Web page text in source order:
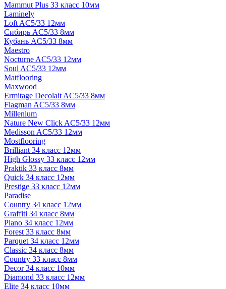
Mammut Plus 33 класс 10мм
Laminely
Loft AC5/33 12мм
Сибирь AC5/33 8мм
Кубань AC5/33 8мм
Maestro
Nocturne AC5/33 12мм
Soul AC5/33 12мм
Matflooring
Maxwood
Ermitage Decolait AC5/33 8мм
Flagman AC5/33 8мм
Millenium
Nature New Click AC5/33 12мм
Medisson AC5/33 12мм
Mostflooring
Brilliant 34 класс 12мм
High Glossy 33 класс 12мм
Praktik 33 класс 8мм
Quick 34 класс 12мм
Prestige 33 класс 12мм
Paradise
Country 34 класс 12мм
Graffiti 34 класс 8мм
Piano 34 класс 12мм
Forest 33 класс 8мм
Parquet 34 класс 12мм
Classic 34 класс 8мм
Country 33 класс 8мм
Decor 34 класс 10мм
Diamond 33 класс 12мм
Elite 34 класс 10мм